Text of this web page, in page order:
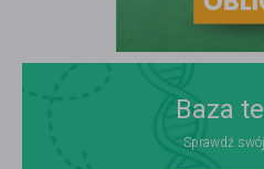
Baza
Sprawdź